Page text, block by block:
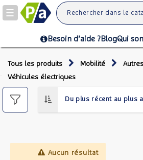
Toggle
navigation
Besoin d’aide ?BlogQui
Tous les produits Mobilité
Véhicules électriques
Aucun résultat